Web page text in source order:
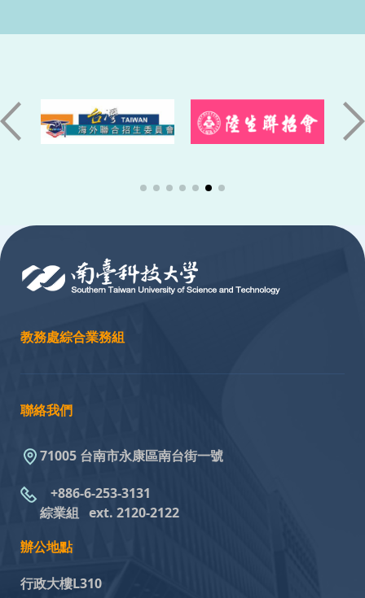
教務處綜合業務組
聯絡我們
71005 台南市永康區南台街一號
+886-6-253-3131
綜業組 ext. 2120-2122
辦公地點
行政大樓L310